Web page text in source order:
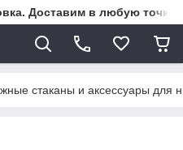
Доставим в любую точку
стаканы и аксессуары для